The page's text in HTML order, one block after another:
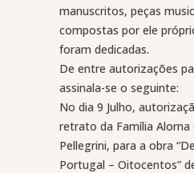
manuscritos, peças
compostas por ele
foram dedicadas.
De entre autorizações
assinala-se o seguinte:
No dia 9 Julho,
retrato da Família Alorna
Pellegrini, para a obra
Portugal – Oitocentos”